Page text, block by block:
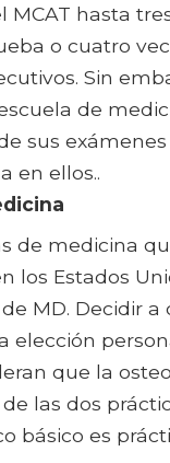
MCAT hasta
o cuatro
Sin
de
sus
en ellos..
de medicina
los Estados
MD. Decidir a
elección
que la
las dos
básico es